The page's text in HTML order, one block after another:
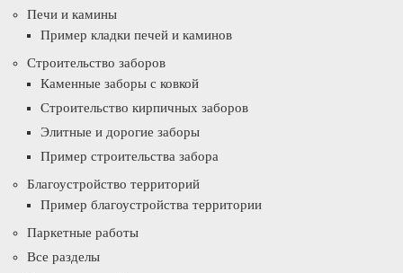
Печи и камины
Пример кладки печей и каминов
Строительство заборов
Каменные заборы с ковкой
Строительство кирпичных заборов
Элитные и дорогие заборы
Пример строительства забора
Благоустройство территорий
Пример благоустройства территории
Паркетные работы
Все разделы